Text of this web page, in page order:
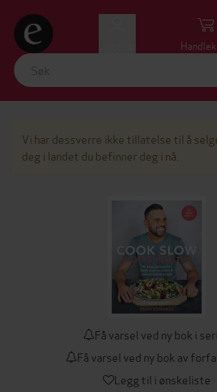
Vi har dessverre ikke tillatelse til å
deg i landet du befinner deg i nå.
Få varsel ved ny bok i
Få varsel ved ny bok av
Legg til i ønskeliste